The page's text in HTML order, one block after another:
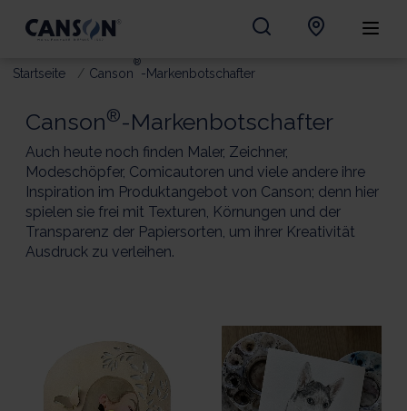
Startseite Canson
®
-Markenbotschafter
Canson®-Markenbotschafter
Auch heute noch finden Maler, Zeichner,
Modeschöpfer, Comicautoren und viele andere ihre
Inspiration im Produktangebot von Canson; denn hier
spielen sie frei mit Texturen, Körnungen und der
Transparenz der Papiersorten, um ihrer Kreativität
Ausdruck zu verleihen.